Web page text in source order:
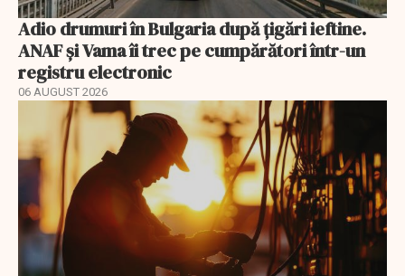
Adio drumuri în Bulgaria după țigări ieftine.
ANAF și Vama îi trec pe cumpărători într-un
registru electronic
06 AUGUST 2026